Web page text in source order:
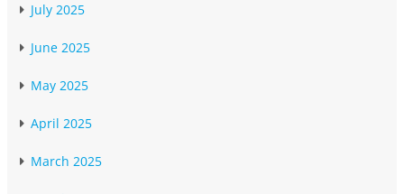
July 2025
June 2025
May 2025
April 2025
March 2025